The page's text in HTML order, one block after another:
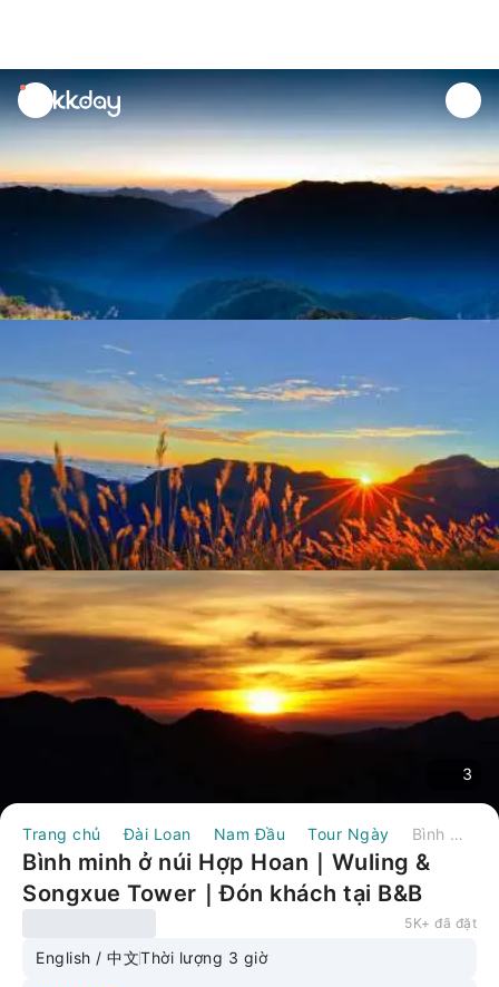
unread
notifications
3
Trang chủ Đài Loan Nam Đầu Tour Ngày Bình minh ở núi Hợp Hoan｜Wuling & Songxue Tower｜Đón khách tại B&B Cingjing
Bình minh ở núi Hợp Hoan｜Wuling &
Songxue Tower｜Đón khách tại B&B
5K+ đã đặt
English / 中文Thời lượng 3 giờ